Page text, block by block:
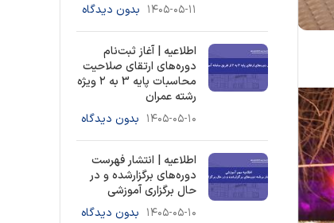
۱۴۰۵-۰۵-۱۱ بدون دیدگاه
اطلاعیه | آغاز ثبت‌نام
دوره‌های ارتقای صلاحیت
محاسبات پایه 3 به ۲ ویژه
رشته عمران
۱۴۰۵-۰۵-۱۰ بدون دیدگاه
اطلاعیه | انتشار فهرست
دوره‌های برگزارشده و در
حال برگزاری آموزشی
۱۴۰۵-۰۵-۱۰ بدون دیدگاه